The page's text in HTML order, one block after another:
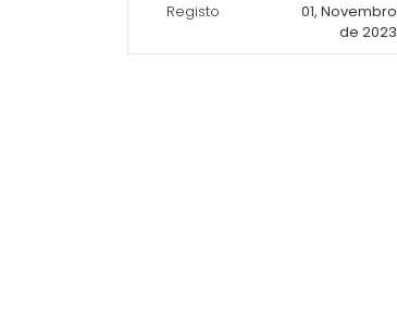
Registo
01, Novembro
de 2023